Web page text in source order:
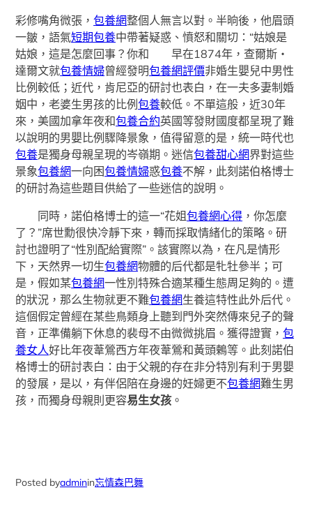
彩修嘴角微張，包養網整個人無言以對。半晌後，他眉頭
一皺，語氣短期包養中帶著疑惑、憤怒和關切：“姑娘是
姑娘，這是怎麼回事？你和 早在1874年，查爾斯・
達爾文就包養情婦曾經發明包養網評價非婚生嬰兒中男性
比例較低；近代，肯尼亞的研討也表白，在一夫多妻制婚
姻中，老婆生男孩的比例包養較低。不單這般，近30年
來，美國加拿年夜和包養合約英國等發財國度都呈現了難
以說明的男嬰比例驟降景象，值得留意的是，統一時代也
包養是獨身母親呈現的岑嶺期。迷信包養甜心網界對這些
景象包養網一向困包養情婦惑包養不解，此刻諾伯格博士
的研討為這些題目供給了一些迷信的說明。
同時，諾伯格博士的這一“花姐包養網心得 ，你怎麼
了？”席世勳很快冷靜下來，轉而採取情緒化的策略。研
討也證明了“性別配給實際”。該實際以為，在凡是情形
下，天然界一切生包養網物體的后代都是牝牡參半；可
是，假如某包養網一性別特殊合適某種生態周足夠的。遭
的狀況，那么生物就更不難包養網生養這特性此外后代。
這個假定曾經在某些鳥類身上聽到門外突然傳來兒子的聲
音，正準備躺下休息的裴母不由微微挑眉。獲得證實，包
養女人好比年夜葦鶯西方年夜葦鶯和黃頭鶇等。此刻諾伯
格博士的研討表白：由于父親的存在非分特別有利于男嬰
的發展，是以，有伴侶陪在身邊的妊婦更不包養網難生男
孩，而獨身母親則更容易生女孩。
Posted byadminin忘情森巴舞